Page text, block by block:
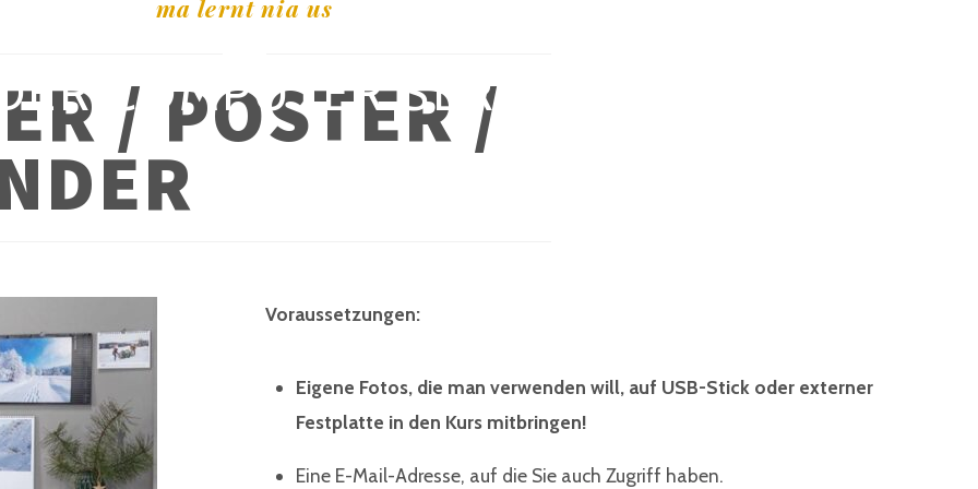
COMPUTER SERVICE
ma lernt nia us
/ POSTER /
Voraussetzungen:
Eigene Fotos, die man verwenden will, auf USB-Stick oder externer
Festplatte in den Kurs mitbringen!
Eine E-Mail-Adresse, auf die Sie auch Zugriff haben.